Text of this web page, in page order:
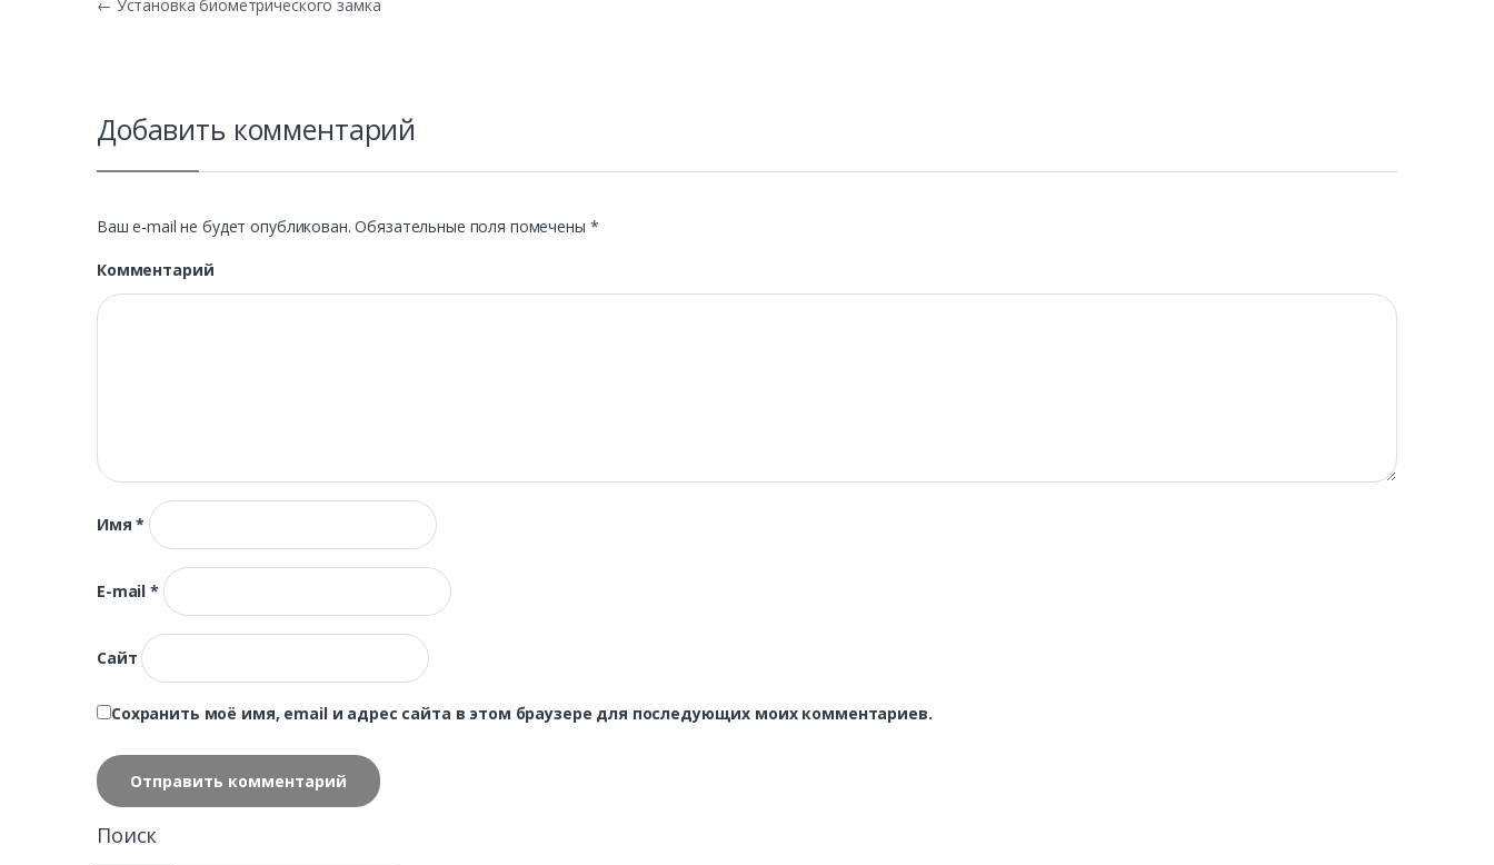
Навигация по записям
← Установка биометрического замка
Добавить комментарий
Ваш e-mail не будет опубликован. Обязательные поля помечены *
Комментарий
Имя*
E-mail*
Сайт
Сохранить моё имя, email и адрес сайта в этом браузере для последующих моих комментариев.
Поиск